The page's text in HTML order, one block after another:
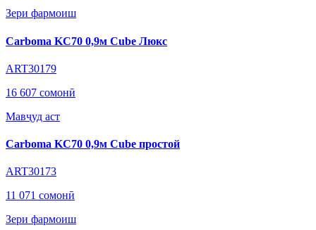
Зери фармоиш
Carboma KC70 0,9м Cube Люкс
ART30179
16 607 сомонӣ
Мавҷуд аст
Carboma KC70 0,9м Cube простой
ART30173
11 071 сомонӣ
Зери фармоиш